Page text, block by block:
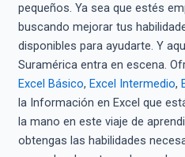
pequeños. Ya sea que estés
buscando mejorar tus
disponibles para ayudarte. Y
Suramérica entra en escena.
Excel Básico, Excel Intermedio,
la Información en Excel que
la mano en este viaje de
obtengas las habilidades